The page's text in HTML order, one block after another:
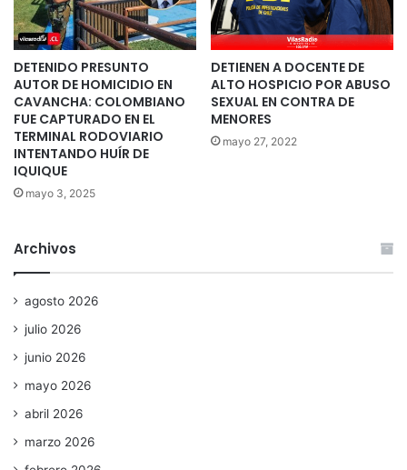
DETENIDO PRESUNTO
AUTOR DE HOMICIDIO EN
CAVANCHA: COLOMBIANO
FUE CAPTURADO EN EL
TERMINAL RODOVIARIO
INTENTANDO HUÍR DE
IQUIQUE
mayo 3, 2025
DETIENEN A DOCENTE DE
ALTO HOSPICIO POR ABUSO
SEXUAL EN CONTRA DE
MENORES
mayo 27, 2022
Archivos
agosto 2026
julio 2026
junio 2026
mayo 2026
abril 2026
marzo 2026